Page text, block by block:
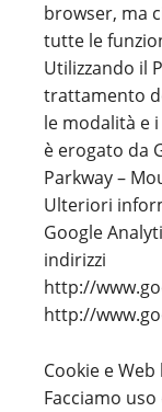
browser, ma
tutte le
Utilizzando il
trattamento
le modalità e
è erogato da
Parkway –
Ulteriori
Google
indirizzi
http://
http://
Cookie e
Facciamo